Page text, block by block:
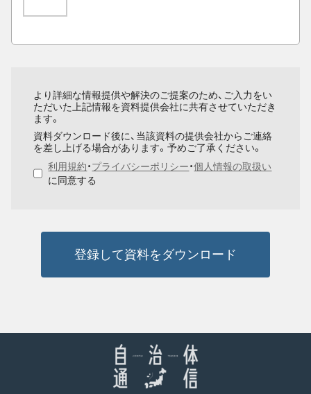
より詳細な情報提供や解決のご提案のため、ご入力をい
ただいた上記情報を資料提供会社に共有させていただき
ます。
資料ダウンロード後に、当該資料の提供会社からご連絡
を差し上げる場合があります。予めご了承ください。
利用規約・プライバシーポリシー・個人情報の取扱い
に同意する
登録して資料をダウンロード